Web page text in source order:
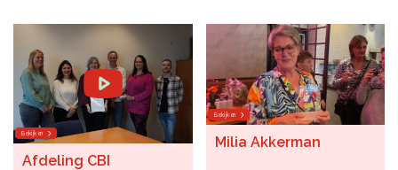
Bekijken
Afdeling CBI
Bekijken
Milia Akkerman